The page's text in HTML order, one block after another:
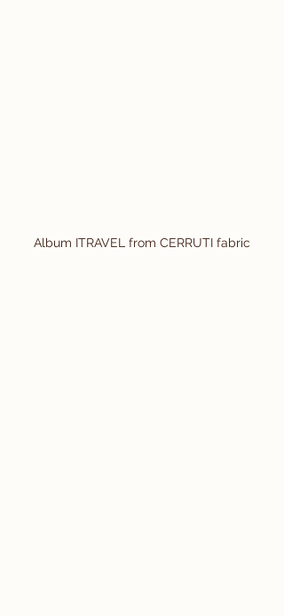
Album ITRAVEL from CERRUTI fabric